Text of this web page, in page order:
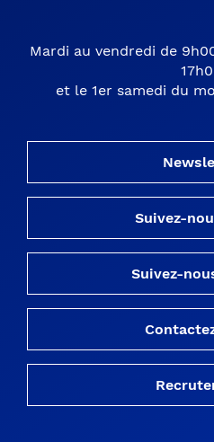
Mardi au vendredi de
et le 1er samedi du
Suivez-
Suivez-